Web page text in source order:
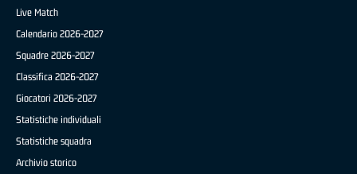
Live Match
Calendario 2026-2027
Squadre 2026-2027
Classifica 2026-2027
Giocatori 2026-2027
Statistiche individuali
Statistiche squadra
Archivio storico